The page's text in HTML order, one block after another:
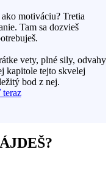
motiváciu? Tretia
Tam sa dozvieš
vety, plné sily, odvahy
kapitole tejto skvelej
bod z nej.